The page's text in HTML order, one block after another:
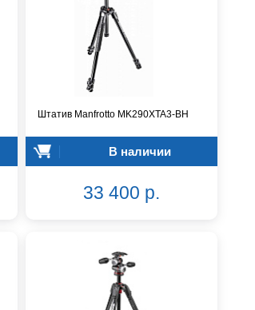
Штатив Manfrotto MK290XTA3-BH
В наличии
33 400 р.